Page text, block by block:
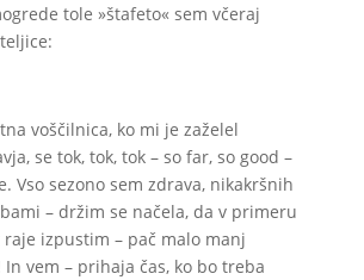
tole »štafeto« sem včeraj
voščilnica, ko mi je zaželel
se tok, tok, tok – so far, so good –
Vso sezono sem zdrava, nikakršnih
– držim se načela, da v primeru
izpustim – pač malo manj
vem – prihaja čas, ko bo treba